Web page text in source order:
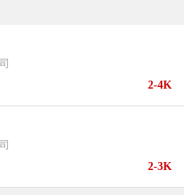
2-4K
2-3K